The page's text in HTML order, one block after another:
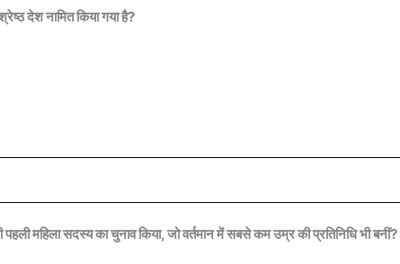
देश नामित किया गया है?
महिला सदस्य का चुनाव किया, जो वर्तमान में सबसे कम उम्र की प्रतिनिधि भी बनीं?